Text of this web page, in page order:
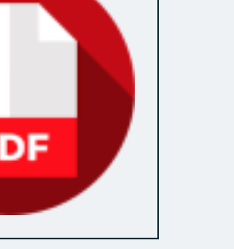
Affaires générales